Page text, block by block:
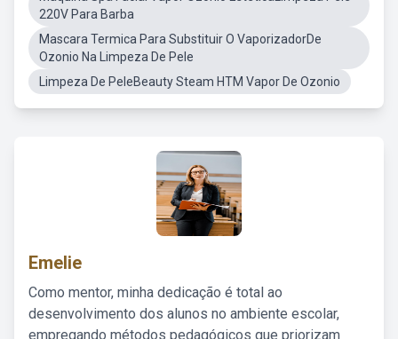
220V Para Barba
Mascara Termica Para Substituir O VaporizadorDe
Ozonio Na Limpeza De Pele
Limpeza De PeleBeauty Steam HTM Vapor De Ozonio
Emelie
Como mentor, minha dedicação é total ao
desenvolvimento dos alunos no ambiente escolar,
empregando métodos pedagógicos que priorizam